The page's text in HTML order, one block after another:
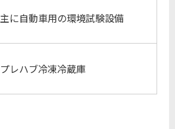
主に自動車用の環境試験設備
プレハブ冷凍冷蔵庫